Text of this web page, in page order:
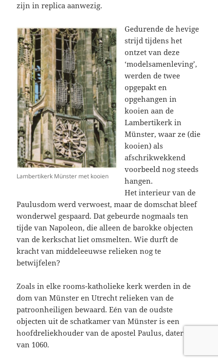
zijn in replica aanwezig.
Lambertikerk Münster met kooien
Gedurende de hevige
strijd tijdens het
ontzet van deze
‘modelsamenleving’,
werden de twee
opgepakt en
opgehangen in
kooien aan de
Lambertikerk in
Münster, waar ze (die
kooien) als
afschrikwekkend
voorbeeld nog steeds
hangen.
Het interieur van de
Paulusdom werd verwoest, maar de domschat bleef
wonderwel gespaard. Dat gebeurde nogmaals ten
tijde van Napoleon, die alleen de barokke objecten
van de kerkschat liet omsmelten. Wie durft de
kracht van middeleeuwse relieken nog te
betwijfelen?
Zoals in elke rooms-katholieke kerk werden in de
dom van Münster en Utrecht relieken van de
patroonheiligen bewaard. Eén van de oudste
objecten uit de schatkamer van Münster is een
hoofdreliekhouder van de apostel Paulus, daterend
van 1060.